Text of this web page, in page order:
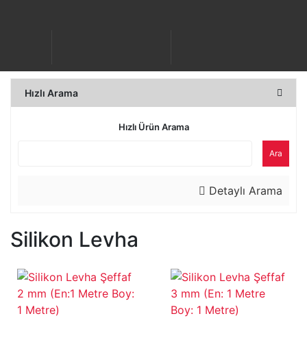
Hızlı Arama
Hızlı Ürün Arama
Ara
Detaylı Arama
Silikon Levha